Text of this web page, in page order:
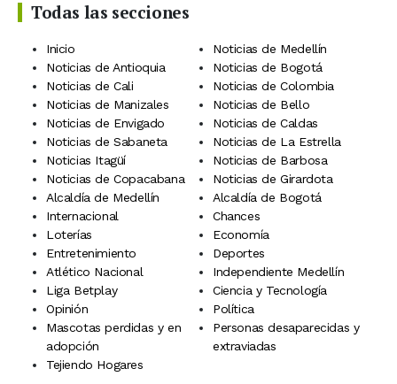
Todas las secciones
Inicio
Noticias de Medellín
Noticias de Antioquia
Noticias de Bogotá
Noticias de Cali
Noticias de Colombia
Noticias de Manizales
Noticias de Bello
Noticias de Envigado
Noticias de Caldas
Noticias de Sabaneta
Noticias de La Estrella
Noticias Itagüí
Noticias de Barbosa
Noticias de Copacabana
Noticias de Girardota
Alcaldía de Medellín
Alcaldía de Bogotá
Internacional
Chances
Loterías
Economía
Entretenimiento
Deportes
Atlético Nacional
Independiente Medellín
Liga Betplay
Ciencia y Tecnología
Opinión
Política
Mascotas perdidas y en
adopción
Personas desaparecidas y
extraviadas
Tejiendo Hogares